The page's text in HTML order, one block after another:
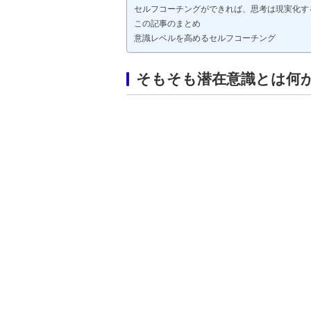
セルフコーチングができれば、思考は現実化す
この記事のまとめ
意識レベルを高めるセルフコーチング
そもそも潜在意識とは何